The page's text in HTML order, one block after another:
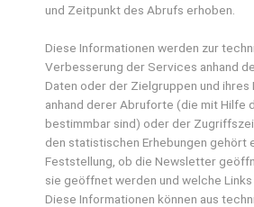
und Zeitpunkt des Abrufs erhoben.
Diese Informationen werden zur
Verbesserung der Services anhand
Daten oder der Zielgruppen und ihres
anhand derer Abruforte (die mit Hilfe
bestimmbar sind) oder der
den statistischen Erhebungen gehört
Feststellung, ob die Newsletter
sie geöffnet werden und welche
Diese Informationen können aus